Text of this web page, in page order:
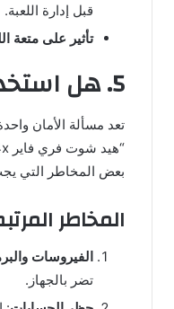
قبل إدارة اللعبة.
تأثير على متعة
5. هل استخدام تطبيق هيد شوت فري فاير ffh4x آمن؟
تعد مسألة الأمان
بعض المخاطر التي
المخاطر
الفيروسات
تضر بالجهاز.